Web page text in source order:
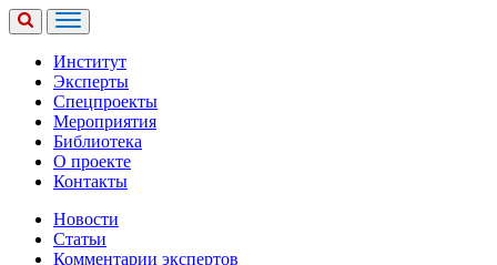
Институт
Эксперты
Спецпроекты
Мероприятия
Библиотека
О проекте
Контакты
Новости
Статьи
Комментарии экспертов